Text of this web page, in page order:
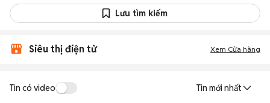
lượng nhưng không muốn chi trả mức giá đắt đỏ của máy mới.
Đa dạng người bán: Bạn có thể tìm Xiaomi Poco X3 ở Toàn
đủ các phiên bản dung lượng và màu sắc.
bảo máy hoạt động ổn định.
Lưu tìm kiếm
Siêu thị điện tử Xem Cửa hàng
Tin có video Tin mới nhất